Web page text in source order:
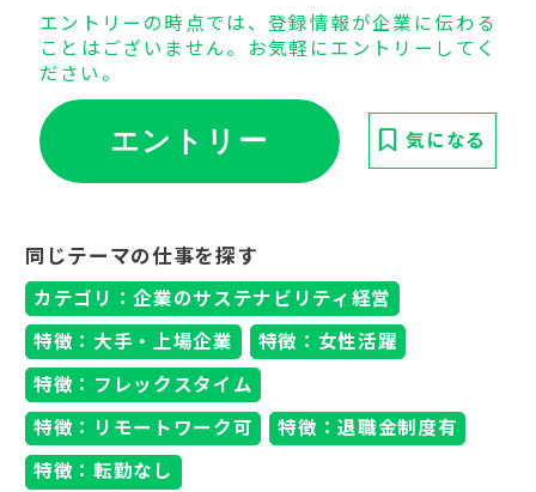
エントリーの時点では、登録情報が企業に伝わる
ことはございません。お気軽にエントリーしてく
ださい。
エントリー 気になる
同じテーマの仕事を探す
カテゴリ：企業のサステナビリティ経営
特徴：大手・上場企業
特徴：女性活躍
特徴：フレックスタイム
特徴：リモートワーク可
特徴：退職金制度有
特徴：転勤なし